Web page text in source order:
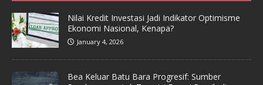
Nilai Kredit Investasi Jadi Indikator Optimisme
Ekonomi Nasional, Kenapa?
January 4, 2026
Bea Keluar Batu Bara Progresif: Sumber